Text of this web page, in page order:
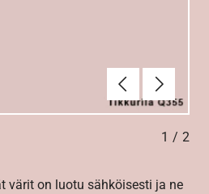
Edellinen
1 / 2
värit on luotu sähköisesti ja ne